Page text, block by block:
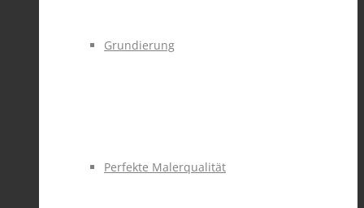
Grundierung
Perfekte Malerqualität